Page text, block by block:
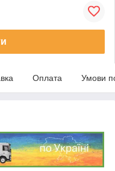
Оплата Умови